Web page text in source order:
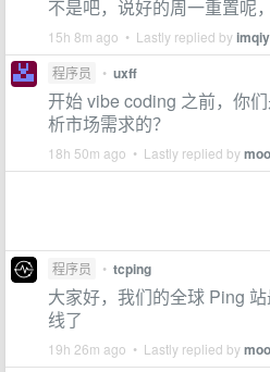
不是吧，说好的周一重置呢
15h 8m ago • Lastly replied by
程序员 • uxff
开始 vibe coding 之前，你
析市场需求的？
18h 50m ago • Lastly replied by
程序员 • tcping
大家好，我们的全球 Ping
线了
19h 26m ago • Lastly replied by